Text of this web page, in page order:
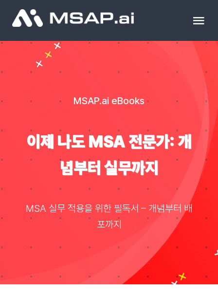
이벤트 & 세미나
블로그
자료실
기술지원
MSAP.ai eBooks
이제 나도 MSA 전문가: 개
념부터 실무까지
MSA 실무 적용을 위한 필독서 – 개념부터 배
포까지